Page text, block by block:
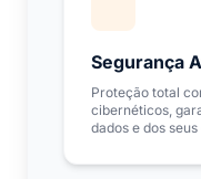
Segurança
Proteção total
cibernéticos,
dados e dos